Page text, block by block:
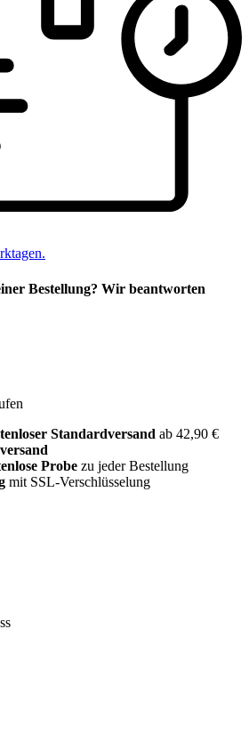
Bestellung? Wir beantworten
Standardversand ab 42,90 €
Probe zu jeder Bestellung
mit SSL-Verschlüsselung